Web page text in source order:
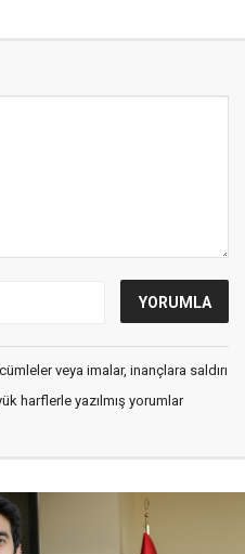
veya imalar, inançlara saldırı
harflerle yazılmış yorumlar